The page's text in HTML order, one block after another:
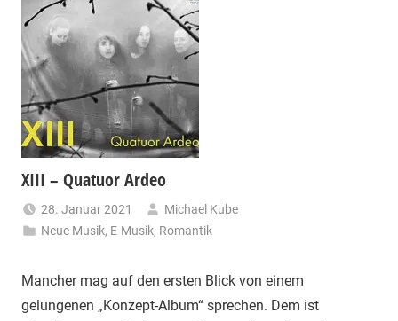
XIII – Quatuor Ardeo
28. Januar 2021
Michael Kube
Neue Musik, E-Musik, Romantik
Mancher mag auf den ersten Blick von einem
gelungenen „Konzept-Album“ sprechen. Dem ist